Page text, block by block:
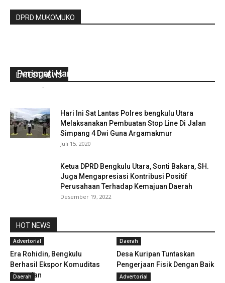
DPRD MUKOMUKO
LATEST NEWS
Peringati Hari Kesaktian Pancasila
-
Hari Ini Sat Lantas Polres bengkulu Utara
Melaksanakan Pembuatan Stop Line Di Jalan
Simpang 4 Dwi Guna Argamakmur
Juli 15, 2020
Ketua DPRD Bengkulu Utara, Sonti Bakara, SH.
Juga Mengapresiasi Kontribusi Positif
Perusahaan Terhadap Kemajuan Daerah
Desember 19, 2022
HOT NEWS
Advertorial
Era Rohidin, Bengkulu
Berhasil Ekspor Komuditas
Pertanian
Daerah
Desa Kuripan Tuntaskan
Pengerjaan Fisik Dengan Baik
Daerah Advertorial